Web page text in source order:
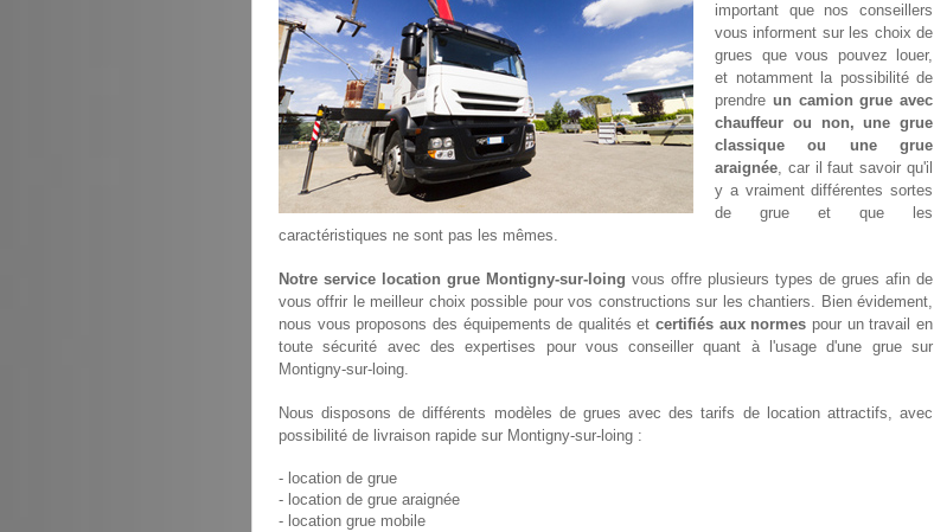
important que nos conseillers
vous informent sur les choix de
grues que vous pouvez louer,
et notamment la possibilité de
prendre un camion grue avec
chauffeur ou non, une grue
classique ou une grue
araignée, car il faut savoir qu'il
y a vraiment différentes sortes
de grue et que les
caractéristiques ne sont pas les mêmes.
Notre service location grue Montigny-sur-loing vous offre plusieurs types de grues afin de
vous offrir le meilleur choix possible pour vos constructions sur les chantiers. Bien évidement,
nous vous proposons des équipements de qualités etcertifiés aux normes pour un travail en
toute sécurité avec des expertises pour vous conseiller quant à l'usage d'une grue sur
Montigny-sur-loing.
Nous disposons de différents modèles de grues avec des tarifs de location attractifs, avec
possibilité de livraison rapide sur Montigny-sur-loing :
- location de grue
- location de grue araignée
- location grue mobile